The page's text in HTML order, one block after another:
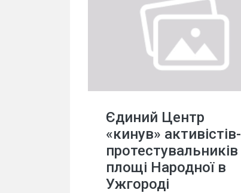
Єдиний Центр
«кинув» активістів-
протестувальників
площі Народної в
Ужгороді